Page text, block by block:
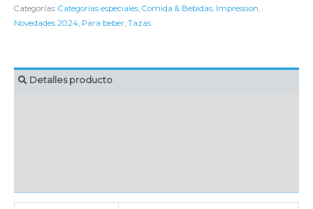
Categorías: Categorías especiales, Comida & Bebidas, Impression,
Novedades 2024, Para beber, Tazas
Detalles producto